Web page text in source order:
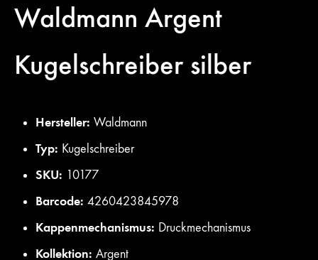
Waldmann Argent
Kugelschreiber silber
Hersteller: Waldmann
Typ: Kugelschreiber
SKU: 10177
Barcode: 4260423845978
Kappenmechanismus: Druckmechanismus
Kollektion: Argent